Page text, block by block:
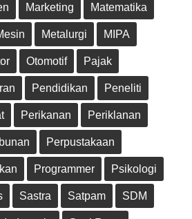
Marketing Matematika
Metalurgi MIPA
Otomotif Pajak
Pendidikan Peneliti
Perikanan Periklanan
Perpustakaan
Programmer Psikologi
Sastra Satpam SDM